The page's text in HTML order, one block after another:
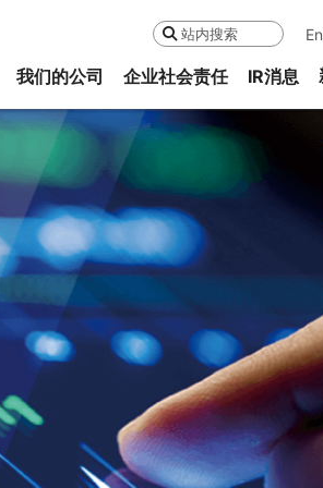
搜索
我们的公司 企业社会责任 IR消息